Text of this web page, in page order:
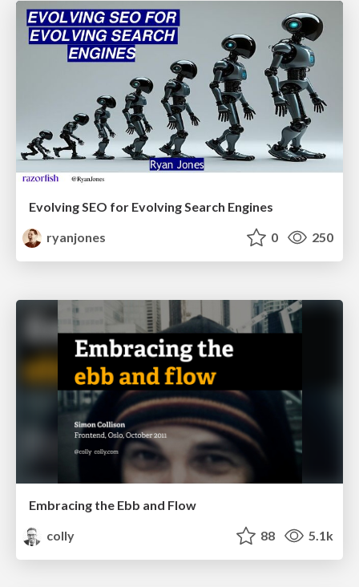
Evolving SEO for Evolving Search Engines
ryanjones
0 250
Embracing the Ebb and Flow
colly
88 5.1k